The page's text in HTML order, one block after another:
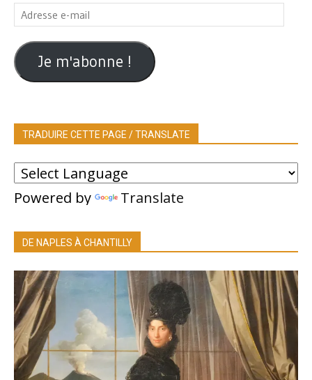
Adresse
e-
mail
Je m'abonne !
TRADUIRE CETTE PAGE / TRANSLATE
Powered by Translate
DE NAPLES À CHANTILLY